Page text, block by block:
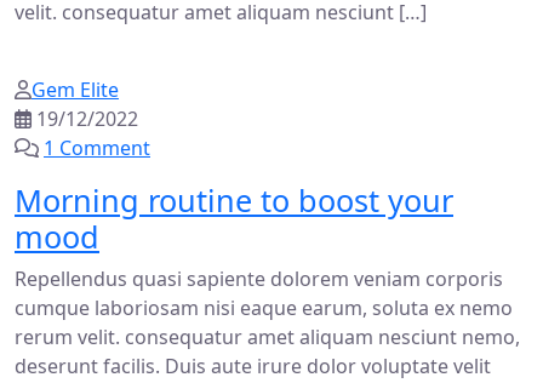
velit. consequatur amet aliquam nesciunt […]
Gem Elite
19/12/2022
1 Comment
Morning routine to boost your
mood
Repellendus quasi sapiente dolorem veniam corporis
cumque laboriosam nisi eaque earum, soluta ex nemo
rerum velit. consequatur amet aliquam nesciunt nemo,
deserunt facilis. Duis aute irure dolor voluptate velit